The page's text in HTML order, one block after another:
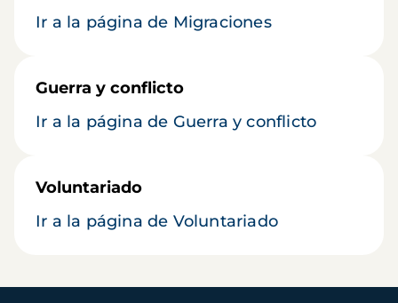
Ir a la página de Migraciones
Guerra y conflicto
Ir a la página de Guerra y conflicto
Voluntariado
Ir a la página de Voluntariado